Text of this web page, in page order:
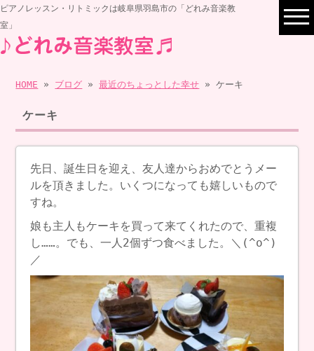
ピアノレッスン・リトミックは岐阜県羽島市の「どれみ音楽教
室」
HOME » ブログ »最近のちょっとした幸せ » ケーキ
ケーキ
先日、誕生日を迎え、友人達からおめでとうメー
ルを頂きました。いくつになっても嬉しいもので
すね。
娘も主人もケーキを買って来てくれたので、重複
し……。でも、一人2個ずつ食べました。＼(^o^)
／